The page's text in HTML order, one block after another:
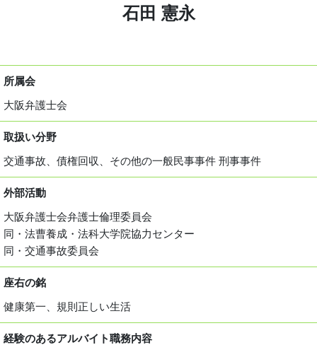
石田 憲永
所属会
大阪弁護士会
取扱い分野
交通事故、債権回収、その他の一般民事事件 刑事事件
外部活動
大阪弁護士会弁護士倫理委員会
同・法曹養成・法科大学院協力センター
同・交通事故委員会
座右の銘
健康第一、規則正しい生活
経験のあるアルバイト職務内容